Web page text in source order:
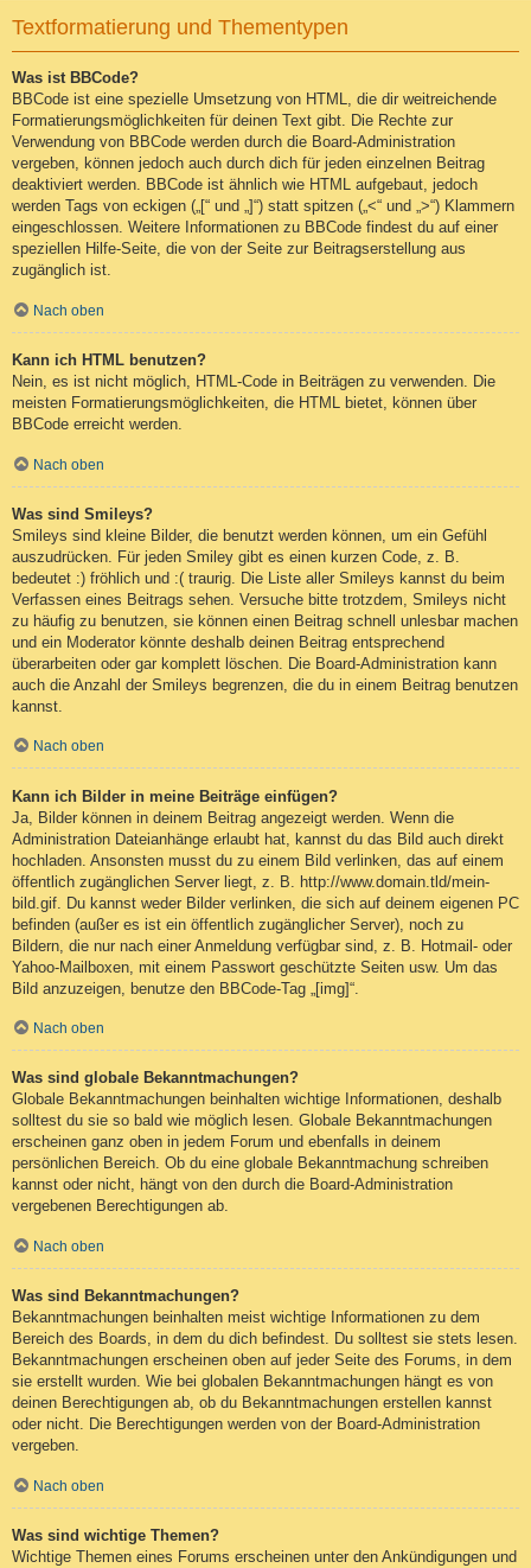
Textformatierung und Thementypen
Was ist BBCode?
BBCode ist eine spezielle Umsetzung von HTML, die dir weitreichende
Formatierungsmöglichkeiten für deinen Text gibt. Die Rechte zur
Verwendung von BBCode werden durch die Board-Administration
vergeben, können jedoch auch durch dich für jeden einzelnen Beitrag
deaktiviert werden. BBCode ist ähnlich wie HTML aufgebaut, jedoch
werden Tags von eckigen („[“ und „]“) statt spitzen („<“ und „>“) Klammern
eingeschlossen. Weitere Informationen zu BBCode findest du auf einer
speziellen Hilfe-Seite, die von der Seite zur Beitragserstellung aus
zugänglich ist.
Nach oben
Kann ich HTML benutzen?
Nein, es ist nicht möglich, HTML-Code in Beiträgen zu verwenden. Die
meisten Formatierungsmöglichkeiten, die HTML bietet, können über
BBCode erreicht werden.
Nach oben
Was sind Smileys?
Smileys sind kleine Bilder, die benutzt werden können, um ein Gefühl
auszudrücken. Für jeden Smiley gibt es einen kurzen Code, z. B.
bedeutet :) fröhlich und :( traurig. Die Liste aller Smileys kannst du beim
Verfassen eines Beitrags sehen. Versuche bitte trotzdem, Smileys nicht
zu häufig zu benutzen, sie können einen Beitrag schnell unlesbar machen
und ein Moderator könnte deshalb deinen Beitrag entsprechend
überarbeiten oder gar komplett löschen. Die Board-Administration kann
auch die Anzahl der Smileys begrenzen, die du in einem Beitrag benutzen
kannst.
Nach oben
Kann ich Bilder in meine Beiträge einfügen?
Ja, Bilder können in deinem Beitrag angezeigt werden. Wenn die
Administration Dateianhänge erlaubt hat, kannst du das Bild auch direkt
hochladen. Ansonsten musst du zu einem Bild verlinken, das auf einem
öffentlich zugänglichen Server liegt, z. B. http://www.domain.tld/mein-
bild.gif. Du kannst weder Bilder verlinken, die sich auf deinem eigenen PC
befinden (außer es ist ein öffentlich zugänglicher Server), noch zu
Bildern, die nur nach einer Anmeldung verfügbar sind, z. B. Hotmail- oder
Yahoo-Mailboxen, mit einem Passwort geschützte Seiten usw. Um das
Bild anzuzeigen, benutze den BBCode-Tag „[img]“.
Nach oben
Was sind globale Bekanntmachungen?
Globale Bekanntmachungen beinhalten wichtige Informationen, deshalb
solltest du sie so bald wie möglich lesen. Globale Bekanntmachungen
erscheinen ganz oben in jedem Forum und ebenfalls in deinem
persönlichen Bereich. Ob du eine globale Bekanntmachung schreiben
kannst oder nicht, hängt von den durch die Board-Administration
vergebenen Berechtigungen ab.
Nach oben
Was sind Bekanntmachungen?
Bekanntmachungen beinhalten meist wichtige Informationen zu dem
Bereich des Boards, in dem du dich befindest. Du solltest sie stets lesen.
Bekanntmachungen erscheinen oben auf jeder Seite des Forums, in dem
sie erstellt wurden. Wie bei globalen Bekanntmachungen hängt es von
deinen Berechtigungen ab, ob du Bekanntmachungen erstellen kannst
oder nicht. Die Berechtigungen werden von der Board-Administration
vergeben.
Nach oben
Was sind wichtige Themen?
Wichtige Themen eines Forums erscheinen unter den Ankündigungen und